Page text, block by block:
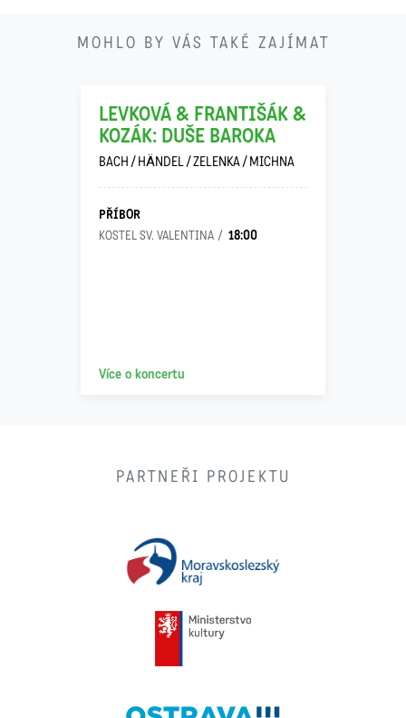
MOHLO BY VÁS TAKÉ ZAJÍMAT
11
LEVKOVÁ & FRANTIŠÁK &
KOZÁK: DUŠE BAROKA
BACH / HÄNDEL / ZELENKA / MICHNA
PŘÍBOR
KOSTEL SV. VALENTINA 18:00
Více o koncertu
PARTNEŘI PROJEKTU